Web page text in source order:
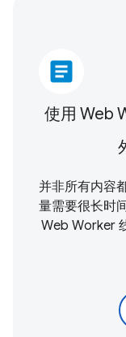
article
使用 Web
并非所有内容
量需要很长时
Web Worker